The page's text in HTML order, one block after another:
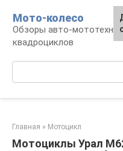
контенту
Мото-колесо
Обзоры авто-
квадроциклов
Главная » Мотоцикл
Мотоциклы Урал